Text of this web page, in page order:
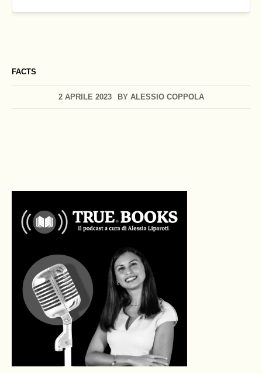
FACTS
2 APRILE 2023 BY ALESSIO COPPOLA